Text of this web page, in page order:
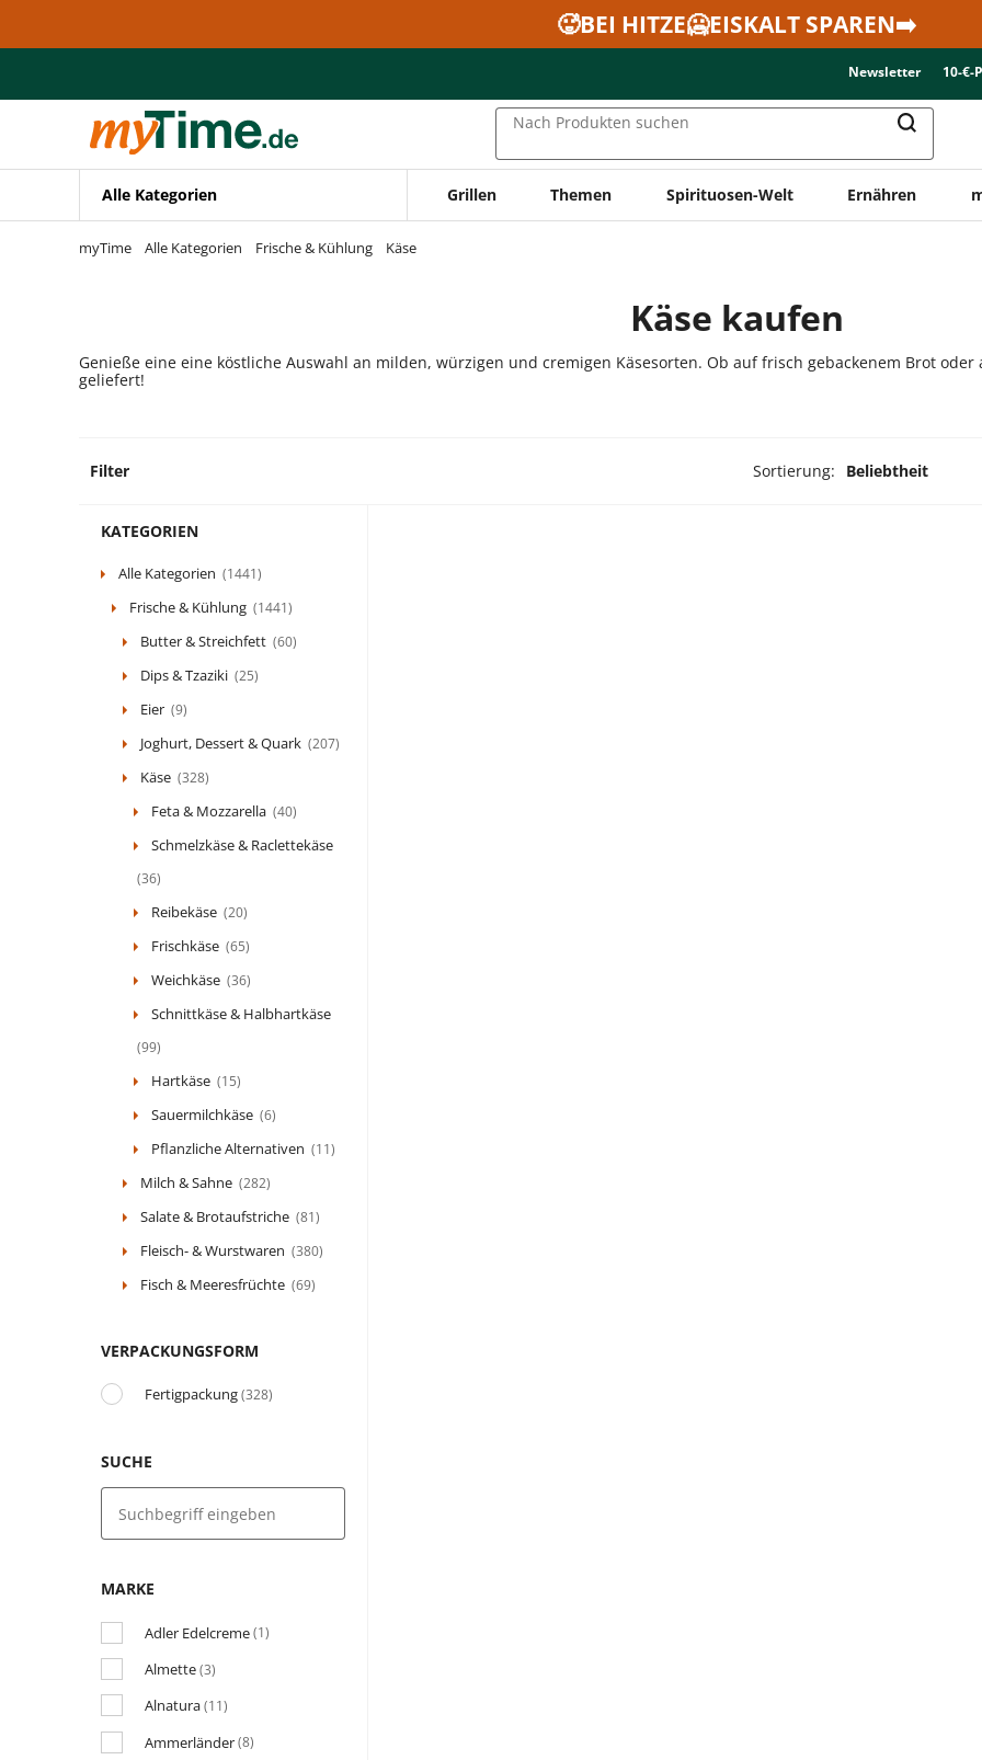
Zur Navigation springen
🥵BEI HITZE🥶EISKALT SPAREN➡️
Newsletter 10-€-
Nach Produkten suchen
Alle Kategorien Grillen Themen Spirituosen-Welt Ernähren
myTime Alle Kategorien Frische & Kühlung Käse
Käse kaufen
Genieße eine eine köstliche Auswahl an milden, würzigen und cremigen Käsesorten. Ob auf frisch gebackenem Brot
geliefert!
Filter Sortierung: Beliebtheit
KATEGORIEN
Alle Kategorien (1441)
Frische & Kühlung (1441)
Butter & Streichfett (60)
Dips & Tzaziki (25)
Eier (9)
Joghurt, Dessert & Quark (207)
Käse (328)
Feta & Mozzarella (40)
Schmelzkäse & Raclettekäse
(36)
Reibekäse (20)
Frischkäse (65)
Weichkäse (36)
Schnittkäse & Halbhartkäse
(99)
Hartkäse (15)
Sauermilchkäse (6)
Pflanzliche Alternativen (11)
Milch & Sahne (282)
Salate & Brotaufstriche (81)
Fleisch- & Wurstwaren (380)
Fisch & Meeresfrüchte (69)
VERPACKUNGSFORM
Fertigpackung(328)
SUCHE
MARKE
Adler Edelcreme(1)
Almette(3)
Alnatura(11)
Ammerländer(8)